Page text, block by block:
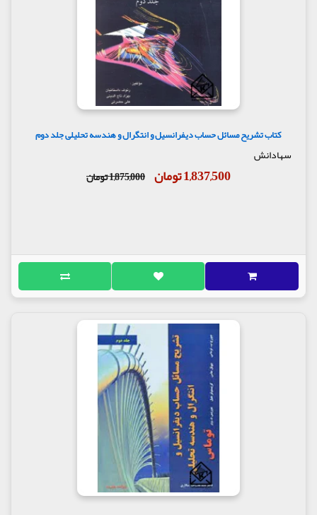
کتاب تشریح مسائل حساب دیفرانسیل و انتگرال و هندسه تحلیلی جلد دوم
سهادانش
1,837,500 تومان 1,875,000 تومان